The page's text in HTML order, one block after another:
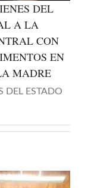
DEL
A LA
CON
EN
MADRE
DEL ESTADO